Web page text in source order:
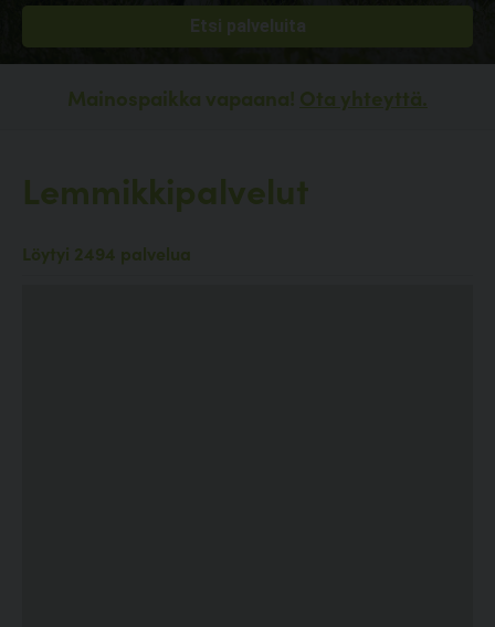
Mainospaikka vapaana! Ota yhteyttä.
Lemmikkipalvelut
Löytyi 2494 palvelua